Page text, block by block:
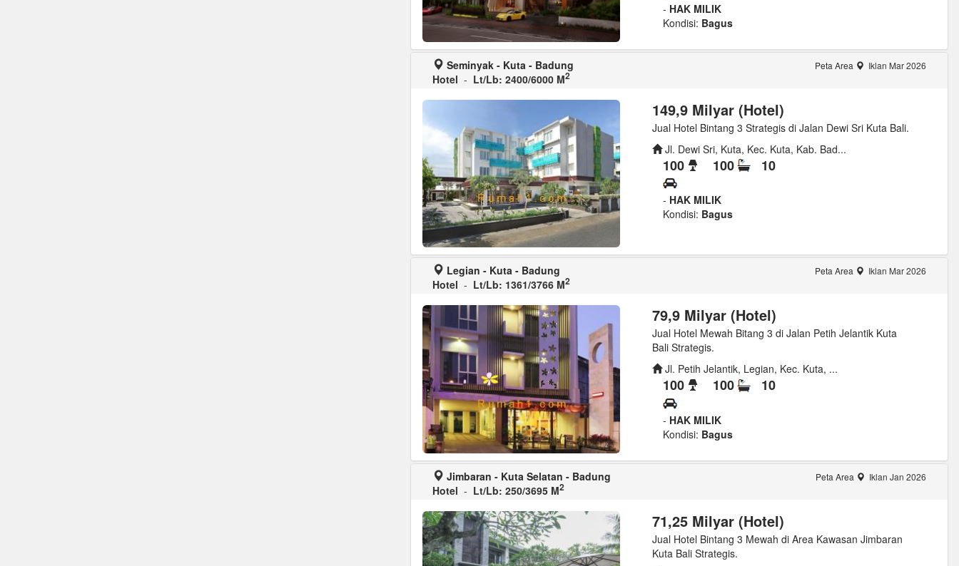
- HAK MILIK
Kondisi: Bagus
Seminyak - Kuta - Badung
Hotel - Lt/Lb: 2400/6000 M2
Peta Area Iklan Mar 2026
149,9 Milyar (Hotel)
Jual Hotel Bintang 3 Strategis di Jalan Dewi Sri Kuta Bali.
Jl. Dewi Sri, Kuta, Kec. Kuta, Kab. Bad...
100 100 10
- HAK MILIK
Kondisi: Bagus
Legian - Kuta - Badung
Hotel - Lt/Lb: 1361/3766 M2
Peta Area Iklan Mar 2026
79,9 Milyar (Hotel)
Jual Hotel Mewah Bitang 3 di Jalan Petih Jelantik Kuta
Bali Strategis.
Jl. Petih Jelantik, Legian, Kec. Kuta, ...
100 100 10
- HAK MILIK
Kondisi: Bagus
Jimbaran - Kuta Selatan - Badung
Hotel - Lt/Lb: 250/3695 M2
Peta Area Iklan Jan 2026
71,25 Milyar (Hotel)
Jual Hotel Bintang 3 Mewah di Area Kawasan Jimbaran
Kuta Bali Strategis.